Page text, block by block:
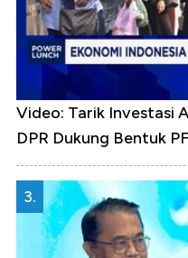
Video: Tarik Investasi
DPR Dukung Bentuk
3.